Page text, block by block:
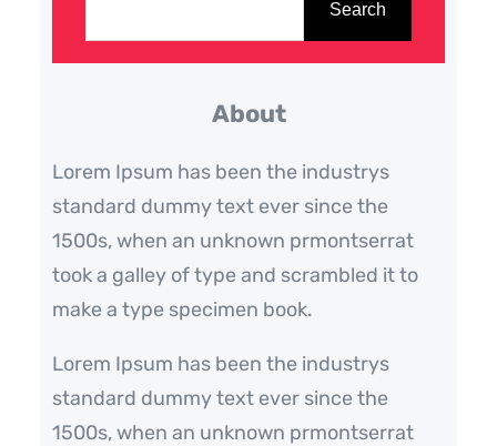
m
Search
About
Lorem Ipsum has been the industrys
standard dummy text ever since the
1500s, when an unknown prmontserrat
took a galley of type and scrambled it to
make a type specimen book.
Lorem Ipsum has been the industrys
standard dummy text ever since the
1500s, when an unknown prmontserrat